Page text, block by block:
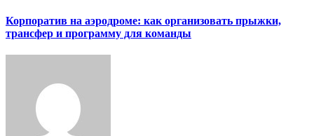
Корпоратив на аэродроме: как организовать прыжки,
трансфер и программу для команды